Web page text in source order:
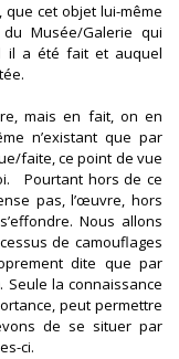
que cet objet lui-même
Musée/Galerie qui
il a été fait et auquel
mais en fait, on en
n’existant que par
faite, ce point de vue
Pourtant hors de ce
pas, l’œuvre, hors
Nous allons
de camouflages
dite que par
la connaissance
peut permettre
de se situer par
ci.